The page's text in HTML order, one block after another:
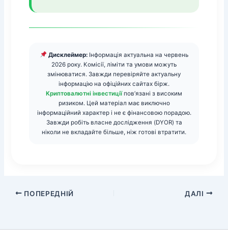
Дисклеймер:Інформація актуальна на червень
2026 року. Комісії, ліміти та умови можуть
змінюватися. Завжди перевіряйте актуальну
інформацію на офіційних сайтах бірж.
Криптовалютні інвестиціїпов’язані з високим
ризиком. Цей матеріал має виключно
інформаційний характер і не є фінансовою порадою.
Завжди робіть власне дослідження (DYOR) та
ніколи не вкладайте більше, ніж готові втратити.
ПОПЕРЕДНІЙ ДАЛІ